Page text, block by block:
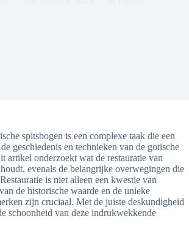
spitsbogen is een complexe taak die een
geschiedenis en technieken van de gotische
artikel onderzoekt wat de restauratie van
evenals de belangrijke overwegingen die
is niet alleen een kwestie van
de historische waarde en de unieke
zijn cruciaal. Met de juiste deskundigheid
schoonheid van deze indrukwekkende